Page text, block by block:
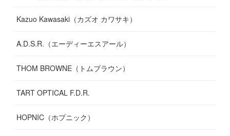
Kazuo Kawasaki（カズオ カワサキ）
A.D.S.R.（エーディーエスアール）
THOM BROWNE（トムブラウン）
TART OPTICAL F.D.R.
HOPNIC（ホプニック）